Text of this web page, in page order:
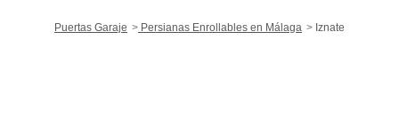
Puertas Garaje Persianas Enrollables en Málaga Iznate